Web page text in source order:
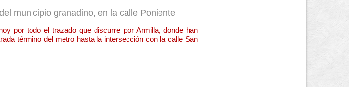
municipio granadino, en la calle Poniente
por todo el trazado que discurre por Armilla, donde han
término del metro hasta la intersección con la calle San